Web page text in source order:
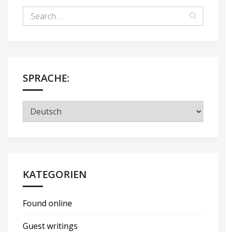
SPRACHE:
KATEGORIEN
Found online
Guest writings